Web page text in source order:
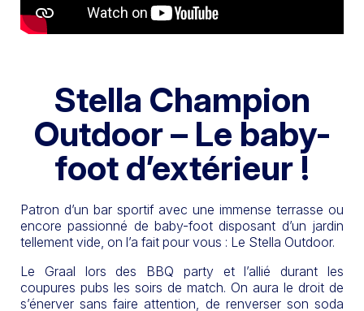
Stella Champion
Outdoor – Le baby-
foot d’extérieur !
Patron d’un bar sportif avec une immense terrasse ou
encore passionné de baby-foot disposant d’un jardin
tellement vide, on l’a fait pour vous : Le Stella Outdoor.
Le Graal lors des BBQ party et l’allié durant les
coupures pubs les soirs de match. On aura le droit de
s’énerver sans faire attention, de renverser son soda